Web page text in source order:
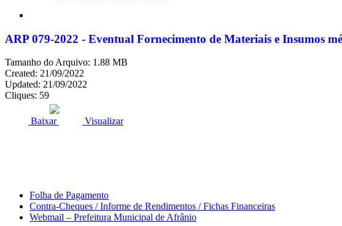
ARP 079-2022 - Eventual Fornecimento de Materiais e Insumos
Tamanho do Arquivo: 1.88 MB
Created: 21/09/2022
Updated: 21/09/2022
Cliques: 59
Baixar Visualizar
Folha de Pagamento
Contra-Cheques / Informe de Rendimentos / Fichas Financeiras
Webmail – Prefeitura Municipal de Afrânio